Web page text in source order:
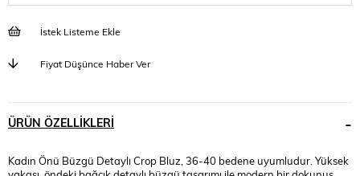
İstek Listeme Ekle
Fiyat Düşünce Haber Ver
ÜRÜN ÖZELLIKLERI
Kadın Önü Büzgü Detaylı Crop Bluz, 36-40 bedene uyumludur. Yüksek